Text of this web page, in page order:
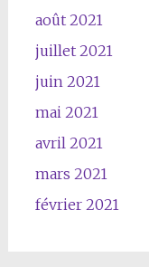
août 2021
juillet 2021
juin 2021
mai 2021
avril 2021
mars 2021
février 2021